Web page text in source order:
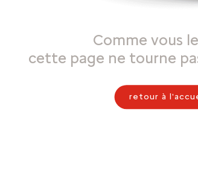
Comme vous
cette page ne tourne
retour à